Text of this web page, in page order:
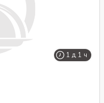
1 д 1 ч